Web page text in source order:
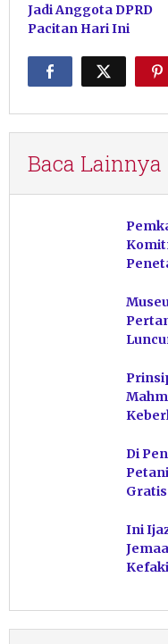
Jadi Anggota DPRD
Pacitan Hari Ini
Baca Lainnya
Di
Ini